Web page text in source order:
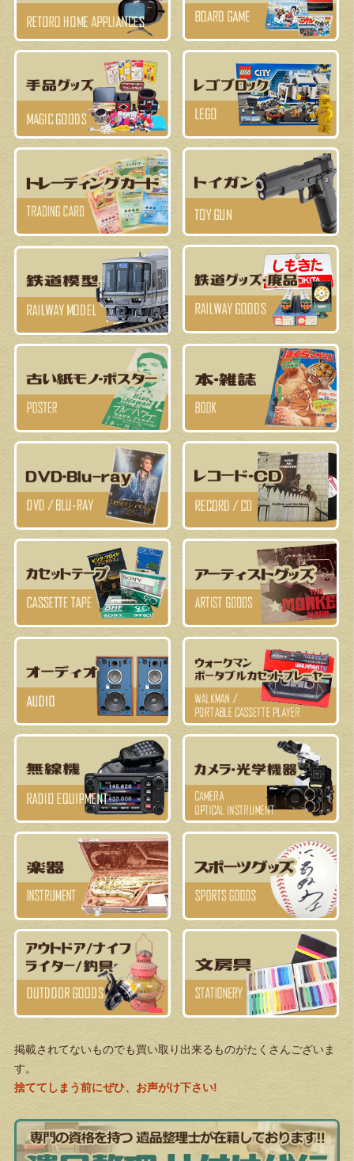
掲載されてないものでも買い取り出来るものがたくさんございま
す。
捨ててしまう前にぜひ、お声がけ下さい!